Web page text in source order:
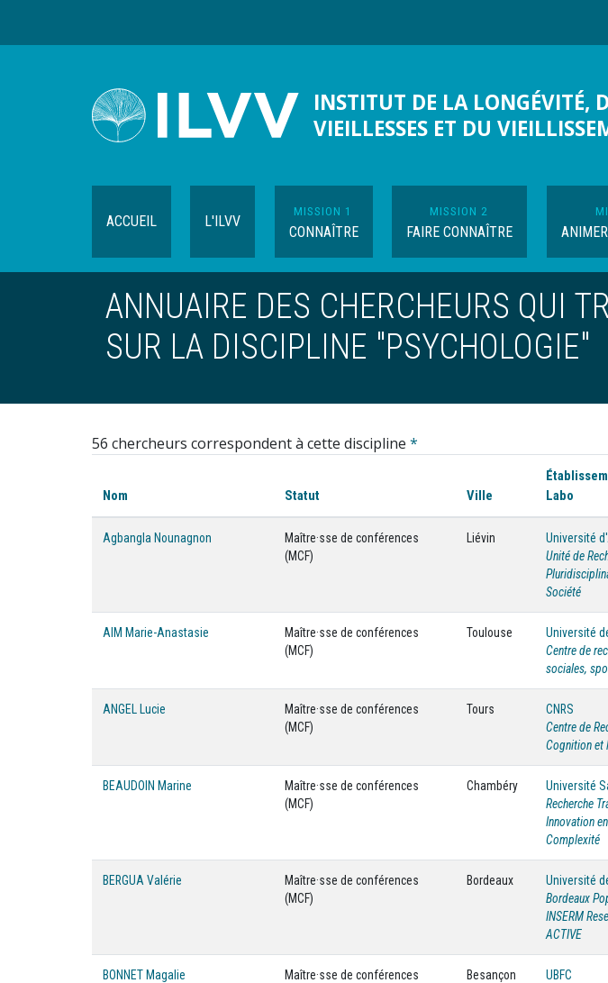
INSTITUT DE LA LONGÉVITÉ,
VIEILLESSES ET DU
ACCUEIL L'ILVV
MISSION 1
CONNAÎTRE
MISSION 2
FAIRE CONNAÎTRE
ANNUAIRE DES CHERCHEURS QUI
SUR LA DISCIPLINE "PSYCHOLOGIE"
56 chercheurs correspondent à cette discipline *
Nom Statut Ville
Labo
Agbangla Nounagnon
Maître·sse de conférences
(MCF)
Liévin
Université
Unité de
Société
AIM Marie-Anastasie
Maître·sse de conférences
(MCF)
Toulouse
Université
Centre de
sociales,
ANGEL Lucie
Maître·sse de conférences
(MCF)
Tours
CNRS
Centre de
Cognition et
BEAUDOIN Marine
Maître·sse de conférences
(MCF)
Chambéry
Université
Recherche
Innovation
Complexité
BERGUA Valérie
Maître·sse de conférences
(MCF)
Bordeaux
Université
Bordeaux
INSERM
ACTIVE
BONNET Magalie
Maître·sse de conférences
Besançon
UBFC